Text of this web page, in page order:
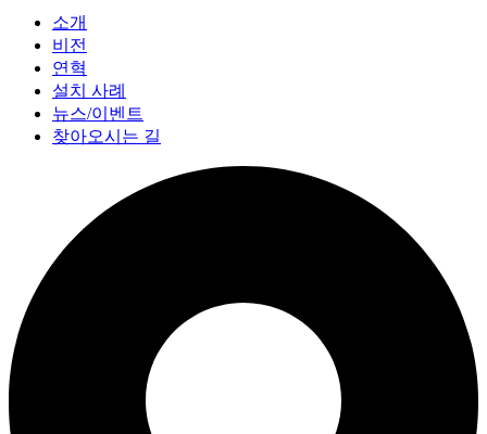
소개
비전
연혁
설치 사례
뉴스/이벤트
찾아오시는 길